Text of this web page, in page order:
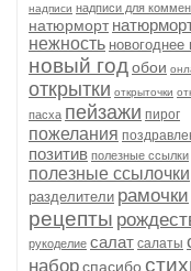
надписи надписи для
натюрморт
нежность
новый годобои
открытки открыточки
пасха пейзажи пирог
пожелания
позитив полезные ссылки
полезные ссылочки
разделители рамочки
рецепты
рукоделие салат салаты
наборспасибо